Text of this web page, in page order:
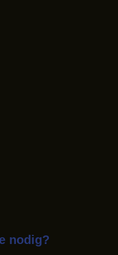
nodig?